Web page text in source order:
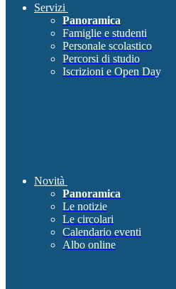
Servizi
Panoramica
Famiglie e studenti
Personale scolastico
Percorsi di studio
Iscrizioni e Open Day
Novità
Panoramica
Le notizie
Le circolari
Calendario eventi
Albo online